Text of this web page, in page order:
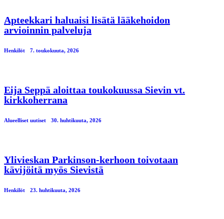
Apteekkari haluaisi lisätä lääkehoidon
arvioinnin palveluja
Henkilöt 7. toukokuuta, 2026
Eija Seppä aloittaa toukokuussa Sievin vt.
kirkkoherrana
Alueelliset uutiset 30. huhtikuuta, 2026
Ylivieskan Parkinson-kerhoon toivotaan
kävijöitä myös Sievistä
Henkilöt 23. huhtikuuta, 2026